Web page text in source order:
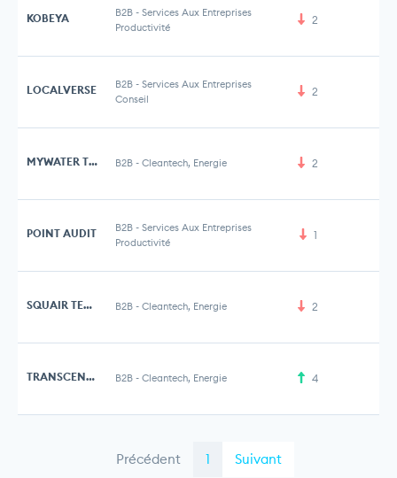
KOBEYA B2B - Services Aux Entreprises
Productivité
2
LOCALVERSE B2B - Services Aux Entreprises
Conseil
2
MYWATER TECHNOLOGIES B2B - Cleantech, Energie 2
POINT AUDIT B2B - Services Aux Entreprises
Productivité
1
SQUAIR TECH B2B - Cleantech, Energie 2
TRANSCENDER B2B - Cleantech, Energie 4
Précédent 1 Suivant